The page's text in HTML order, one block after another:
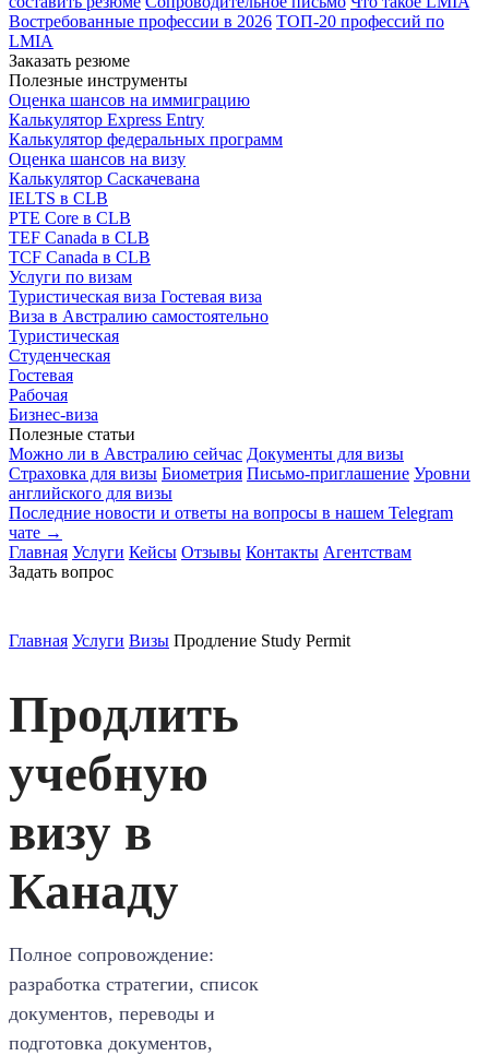
Востребованные профессии в 2026 ТОП-20 профессий по
LMIA
Заказать резюме
Полезные инструменты
Оценка шансов на иммиграцию
Калькулятор Express Entry
Калькулятор федеральных программ
Оценка шансов на визу
Калькулятор Саскачевана
IELTS в CLB
PTE Core в CLB
TEF Canada в CLB
TCF Canada в CLB
Услуги по визам
Туристическая виза Гостевая виза
Виза в Австралию самостоятельно
Туристическая
Студенческая
Гостевая
Рабочая
Бизнес-виза
Полезные статьи
Можно ли в Австралию сейчас Документы для визы
Страховка для визы Биометрия Письмо-приглашение Уровни
английского для визы
Последние новости и ответы на вопросы в нашем Telegram
чате →
Главная Услуги Кейсы Отзывы Контакты Агентствам
Задать вопрос
Главная Услуги Визы Продление Study Permit
Продлить
учебную
визу в
Канаду
Полное сопровождение:
разработка стратегии, список
документов, переводы и
подготовка документов,